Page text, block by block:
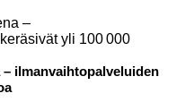
ilmanvaihtopalveluiden